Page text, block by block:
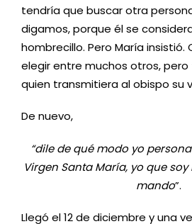
tendría que buscar otra
digamos, porque él se
hombrecillo. Pero María insistió.
elegir entre muchos otros,
quien transmitiera al obispo su
De nuevo,
“dile de qué modo yo
Virgen Santa María, yo que
mando”.
Llegó el 12 de diciembre y una